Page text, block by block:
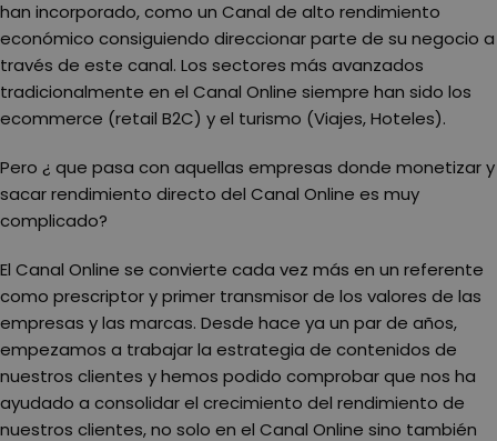
han incorporado, como un Canal de alto rendimiento
económico consiguiendo direccionar parte de su negocio a
través de este canal. Los sectores más avanzados
tradicionalmente en el Canal Online siempre han sido los
ecommerce (retail B2C) y el turismo (Viajes, Hoteles).
Pero ¿ que pasa con aquellas empresas donde monetizar y
sacar rendimiento directo del Canal Online es muy
complicado?
El Canal Online se convierte cada vez más en un referente
como prescriptor y primer transmisor de los valores de las
empresas y las marcas. Desde hace ya un par de años,
empezamos a trabajar la estrategia de contenidos de
nuestros clientes y hemos podido comprobar que nos ha
ayudado a consolidar el crecimiento del rendimiento de
nuestros clientes, no solo en el Canal Online sino también